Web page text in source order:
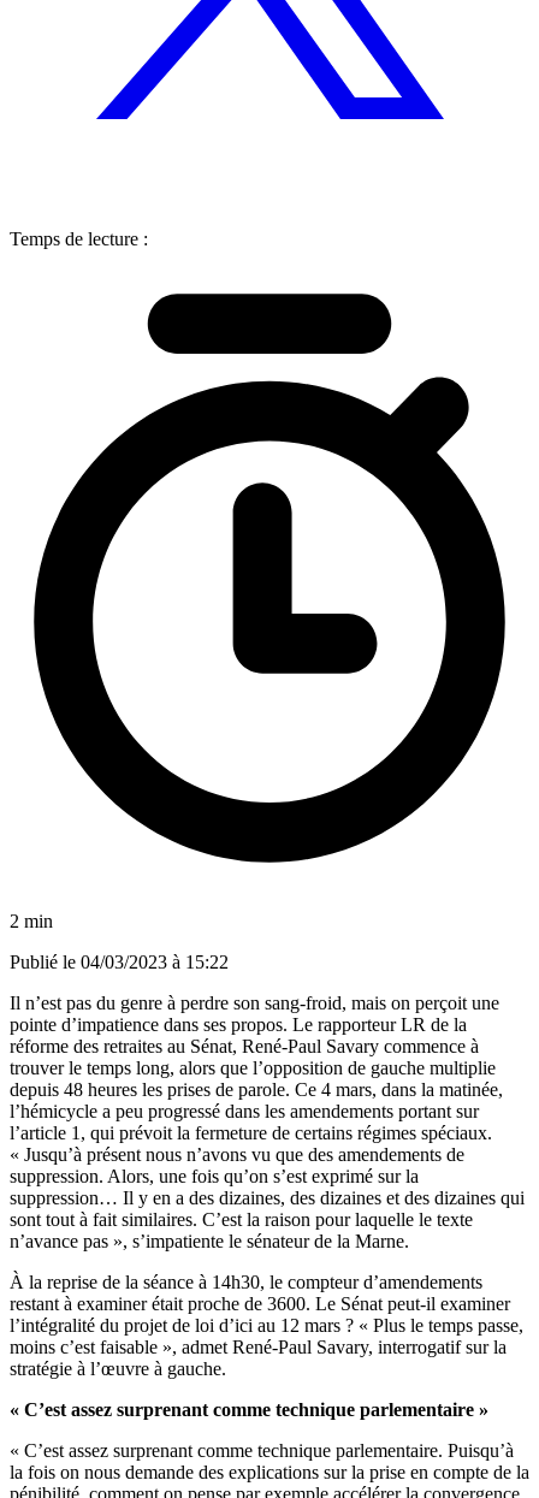
Temps de lecture :
2 min
Publié le 04/03/2023 à 15:22
Il n’est pas du genre à perdre son sang-froid, mais on perçoit une
pointe d’impatience dans ses propos. Le rapporteur LR de la
réforme des retraites au Sénat, René-Paul Savary commence à
trouver le temps long, alors que l’opposition de gauche multiplie
depuis 48 heures les prises de parole. Ce 4 mars, dans la matinée,
l’hémicycle a peu progressé dans les amendements portant sur
l’article 1, qui prévoit la fermeture de certains régimes spéciaux.
« Jusqu’à présent nous n’avons vu que des amendements de
suppression. Alors, une fois qu’on s’est exprimé sur la
suppression… Il y en a des dizaines, des dizaines et des dizaines qui
sont tout à fait similaires. C’est la raison pour laquelle le texte
n’avance pas », s’impatiente le sénateur de la Marne.
À la reprise de la séance à 14h30, le compteur d’amendements
restant à examiner était proche de 3600. Le Sénat peut-il examiner
l’intégralité du projet de loi d’ici au 12 mars ? « Plus le temps passe,
moins c’est faisable », admet René-Paul Savary, interrogatif sur la
stratégie à l’œuvre à gauche.
« C’est assez surprenant comme technique parlementaire »
« C’est assez surprenant comme technique parlementaire. Puisqu’à
la fois on nous demande des explications sur la prise en compte de la
pénibilité, comment on pense par exemple accélérer la convergence